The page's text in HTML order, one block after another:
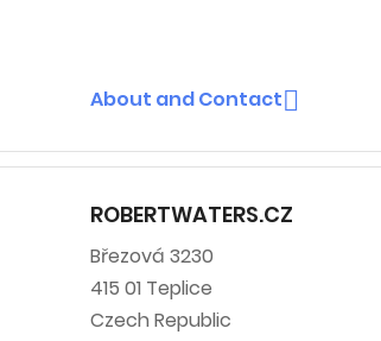
About and Contact
ROBERTWATERS.CZ
Březová 3230
415 01 Teplice
Czech Republic